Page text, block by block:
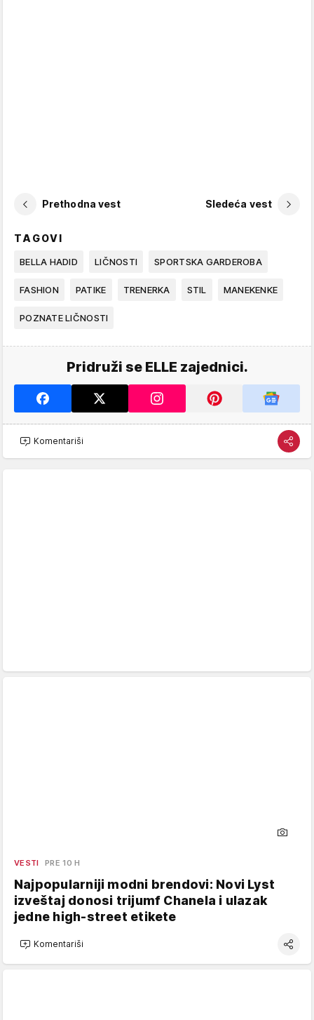
Prethodna vest Sledeća vest
TAGOVI
BELLA HADID LIČNOSTI SPORTSKA GARDEROBA
FASHION PATIKE TRENERKA STIL MANEKENKE
POZNATE LIČNOSTI
Pridruži se ELLE zajednici.
Komentariši
VESTI PRE 10 H
Najpopularniji modni brendovi: Novi Lyst
izveštaj donosi trijumf Chanela i ulazak
jedne high-street etikete
Komentariši